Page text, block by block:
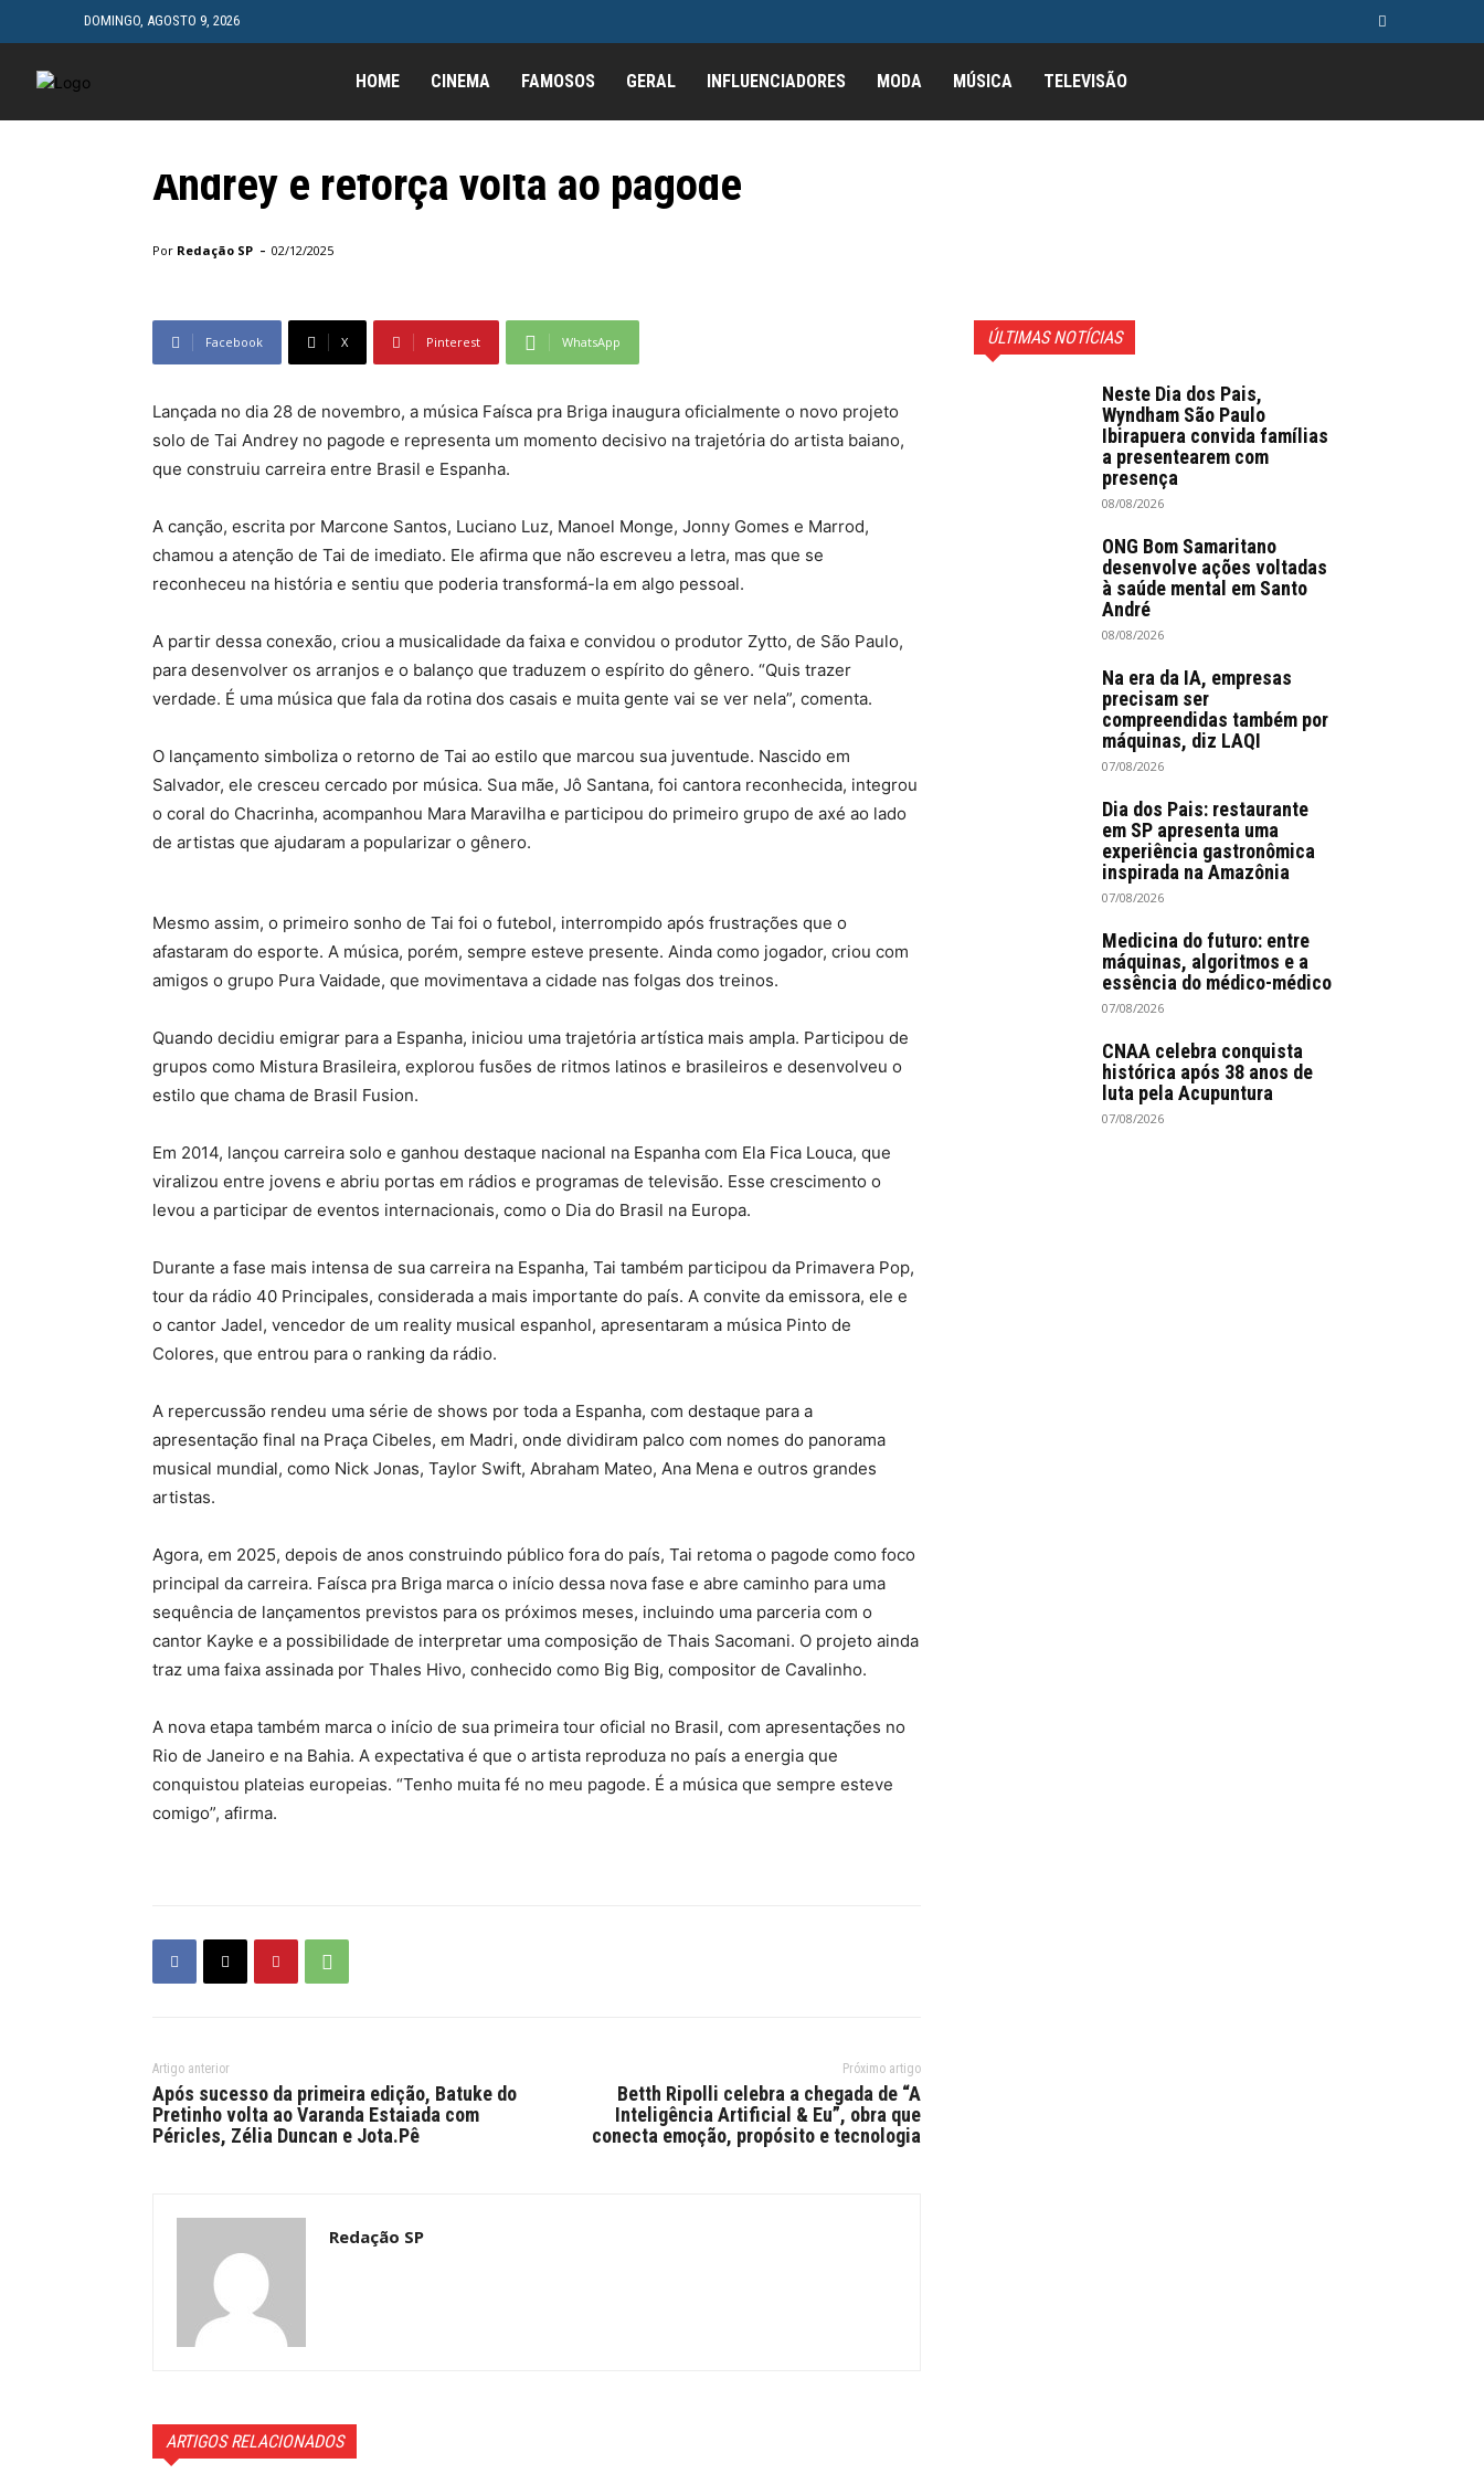
DOMINGO, AGOSTO 9, 2026
HOME CINEMA FAMOSOS GERAL INFLUENCIADORES MODA MÚSICA TELEVISÃO
Faísca pra Briga marca nova fase de Tai
Andrey e reforça volta ao pagode
Por Redação SP - 02/12/2025
Facebook X Pinterest WhatsApp
Lançada no dia 28 de novembro, a música Faísca pra Briga inaugura oficialmente o novo projeto
solo de Tai Andrey no pagode e representa um momento decisivo na trajetória do artista baiano,
que construiu carreira entre Brasil e Espanha.
A canção, escrita por Marcone Santos, Luciano Luz, Manoel Monge, Jonny Gomes e Marrod,
chamou a atenção de Tai de imediato. Ele afirma que não escreveu a letra, mas que se
reconheceu na história e sentiu que poderia transformá-la em algo pessoal.
A partir dessa conexão, criou a musicalidade da faixa e convidou o produtor Zytto, de São Paulo,
para desenvolver os arranjos e o balanço que traduzem o espírito do gênero. “Quis trazer
verdade. É uma música que fala da rotina dos casais e muita gente vai se ver nela”, comenta.
O lançamento simboliza o retorno de Tai ao estilo que marcou sua juventude. Nascido em
Salvador, ele cresceu cercado por música. Sua mãe, Jô Santana, foi cantora reconhecida, integrou
o coral do Chacrinha, acompanhou Mara Maravilha e participou do primeiro grupo de axé ao lado
de artistas que ajudaram a popularizar o gênero.
Mesmo assim, o primeiro sonho de Tai foi o futebol, interrompido após frustrações que o
afastaram do esporte. A música, porém, sempre esteve presente. Ainda como jogador, criou com
amigos o grupo Pura Vaidade, que movimentava a cidade nas folgas dos treinos.
Quando decidiu emigrar para a Espanha, iniciou uma trajetória artística mais ampla. Participou de
grupos como Mistura Brasileira, explorou fusões de ritmos latinos e brasileiros e desenvolveu o
estilo que chama de Brasil Fusion.
Em 2014, lançou carreira solo e ganhou destaque nacional na Espanha com Ela Fica Louca, que
viralizou entre jovens e abriu portas em rádios e programas de televisão. Esse crescimento o
levou a participar de eventos internacionais, como o Dia do Brasil na Europa.
Durante a fase mais intensa de sua carreira na Espanha, Tai também participou da Primavera Pop,
tour da rádio 40 Principales, considerada a mais importante do país. A convite da emissora, ele e
o cantor Jadel, vencedor de um reality musical espanhol, apresentaram a música Pinto de
Colores, que entrou para o ranking da rádio.
A repercussão rendeu uma série de shows por toda a Espanha, com destaque para a
apresentação final na Praça Cibeles, em Madri, onde dividiram palco com nomes do panorama
musical mundial, como Nick Jonas, Taylor Swift, Abraham Mateo, Ana Mena e outros grandes
artistas.
Agora, em 2025, depois de anos construindo público fora do país, Tai retoma o pagode como foco
principal da carreira. Faísca pra Briga marca o início dessa nova fase e abre caminho para uma
sequência de lançamentos previstos para os próximos meses, incluindo uma parceria com o
cantor Kayke e a possibilidade de interpretar uma composição de Thais Sacomani. O projeto ainda
traz uma faixa assinada por Thales Hivo, conhecido como Big Big, compositor de Cavalinho.
A nova etapa também marca o início de sua primeira tour oficial no Brasil, com apresentações no
Rio de Janeiro e na Bahia. A expectativa é que o artista reproduza no país a energia que
conquistou plateias europeias. “Tenho muita fé no meu pagode. É a música que sempre esteve
comigo”, afirma.
Artigo anterior
Após sucesso da primeira edição, Batuke do
Pretinho volta ao Varanda Estaiada com
Péricles, Zélia Duncan e Jota.Pê
Próximo artigo
Betth Ripolli celebra a chegada de “A
Inteligência Artificial & Eu”, obra que
conecta emoção, propósito e tecnologia
Redação SP
ARTIGOS RELACIONADOS
ÚLTIMAS NOTÍCIAS
Neste Dia dos Pais,
Wyndham São Paulo
Ibirapuera convida famílias
a presentearem com
presença
08/08/2026
ONG Bom Samaritano
desenvolve ações voltadas
à saúde mental em Santo
André
08/08/2026
Na era da IA, empresas
precisam ser
compreendidas também por
máquinas, diz LAQI
07/08/2026
Dia dos Pais: restaurante
em SP apresenta uma
experiência gastronômica
inspirada na Amazônia
07/08/2026
Medicina do futuro: entre
máquinas, algoritmos e a
essência do médico-médico
07/08/2026
CNAA celebra conquista
histórica após 38 anos de
luta pela Acupuntura
07/08/2026